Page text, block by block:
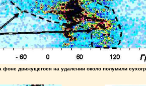
фоне движущегося на удалении около полумили